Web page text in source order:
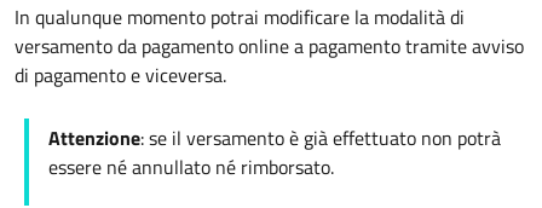
In qualunque momento potrai modificare la modalità di
versamento da pagamento online a pagamento tramite avviso
di pagamento e viceversa.
Attenzione: se il versamento è già effettuato non potrà
essere né annullato né rimborsato.